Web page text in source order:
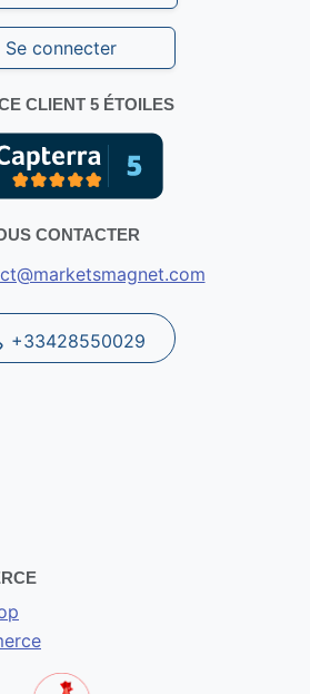
Se connecter
CLIENT 5 ÉTOILES
CONTACTER
+33428550029